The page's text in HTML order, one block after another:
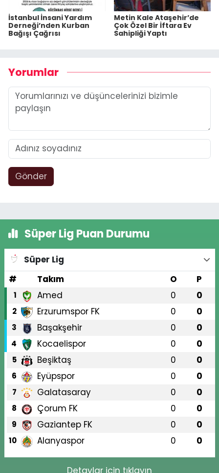
İstanbul İnsani Yardım
Derneği’nden Kurban
Bağışı Çağrısı
Metin Kale Ataşehir’de
Çok Özel Bir İftara Ev
Sahipliği Yaptı
Yorumlar
Gönder
Süper Lig Puan Durumu
Süper Lig
#
Takım O P
1 Amed 0 0
2 Erzurumspor FK 0 0
3 Başakşehir 0 0
4 Kocaelispor 0 0
5 Beşiktaş 0 0
6 Eyüpspor 0 0
7 Galatasaray 0 0
8 Çorum FK 0 0
9 Gaziantep FK 0 0
10 Alanyaspor 0 0
Detaylar için tıklayın